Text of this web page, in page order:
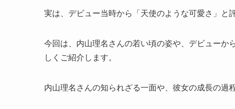
実は、デビュー当時から「天使のような可愛さ」と
今回は、内山理名さんの若い頃の姿や、デビューか
しくご紹介します。
内山理名さんの知られざる一面や、彼女の成長の過